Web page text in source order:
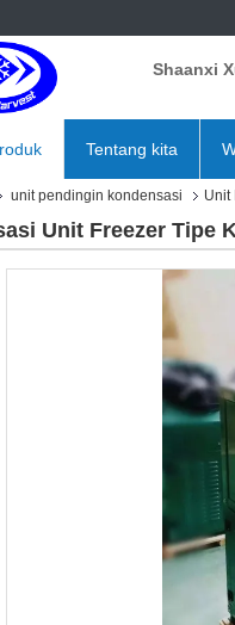
Shaanxi
Tentang kita
unit pendingin kondensasi Unit
Unit Freezer Tipe